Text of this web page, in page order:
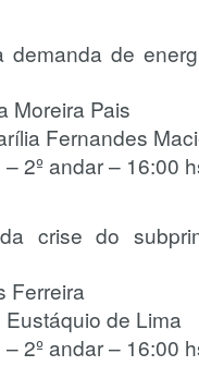
demanda de
Moreira Pais
Fernandes
2º andar – 16:00
crise do
Ferreira
Eustáquio de Lima
2º andar – 16:00